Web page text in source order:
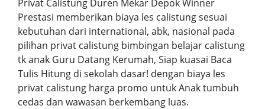
Privat Calistung Duren Mekar Depok Winner
Prestasi memberikan biaya les calistung sesuai
kebutuhan dari international, abk, nasional pada
pilihan privat calistung bimbingan belajar calistung
tk anak Guru Datang Kerumah, Siap kuasai Baca
Tulis Hitung di sekolah dasar! dengan biaya les
privat calistung harga promo untuk Anak tumbuh
cedas dan wawasan berkembang luas.